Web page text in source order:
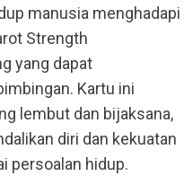
manusia menghadapi
Strength
yang dapat
Kartu ini
lembut dan bijaksana,
diri dan kekuatan
persoalan hidup.